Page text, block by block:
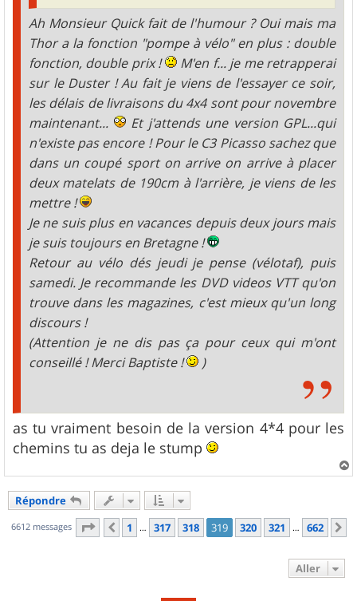
Ah Monsieur Quick fait de l'humour ? Oui mais ma
Thor a la fonction "pompe à vélo" en plus : double
fonction, double prix !
M'en f... je me retrapperai
sur le Duster ! Au fait je viens de l'essayer ce soir,
les délais de livraisons du 4x4 sont pour novembre
maintenant...
Et j'attends une version GPL...qui
n'existe pas encore ! Pour le C3 Picasso sachez que
dans un coupé sport on arrive on arrive à placer
deux matelats de 190cm à l'arrière, je viens de les
mettre !
Je ne suis plus en vacances depuis deux jours mais
je suis toujours en Bretagne !
Retour au vélo dés jeudi je pense (vélotaf), puis
samedi. Je recommande les DVD videos VTT qu'on
trouve dans les magazines, c'est mieux qu'un long
discours !
(Attention je ne dis pas ça pour ceux qui m'ont
conseillé ! Merci Baptiste !
)
as tu vraiment besoin de la version 4*4 pour les
chemins tu as deja le stump
a
Répondre
6612 messages Page 319 sur662
Précédent
1 … 317 318 319 320 321 … 662
Aller